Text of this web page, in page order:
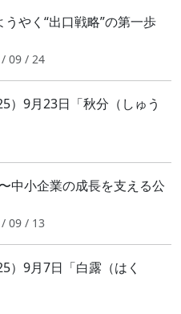
やく“出口戦略”の第一歩
09 / 24
9月23日「秋分（しゅう
中小企業の成長を支える公
09 / 13
9月7日「白露（はく